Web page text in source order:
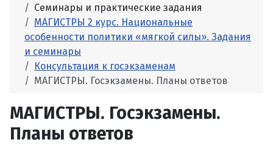
Семинары и практические задания
МАГИСТРЫ 2 курс. Национальные
особенности политики «мягкой силы». Задания
и семинары
Консультация к госэкзаменам
МАГИСТРЫ. Госэкзамены. Планы ответов
МАГИСТРЫ. Госэкзамены.
Планы ответов